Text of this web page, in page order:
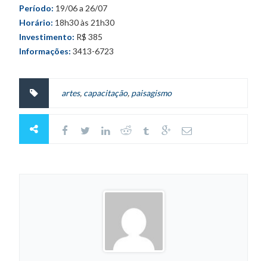
Período: 19/06 a 26/07
Horário: 18h30 às 21h30
Investimento: R$ 385
Informações: 3413-6723
artes, capacitação, paisagismo